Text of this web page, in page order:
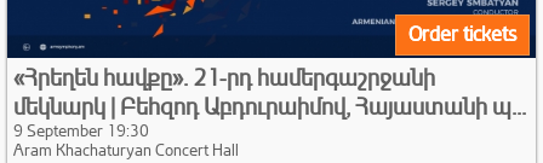
Order tickets
«Հրեղեն հավքը»․ 21-րդ համերգաշրջանի
մեկնարկ | Բեհզոդ Աբդուրաիմով, Հայաստանի պ...
9 September 19:30
Aram Khachaturyan Concert Hall